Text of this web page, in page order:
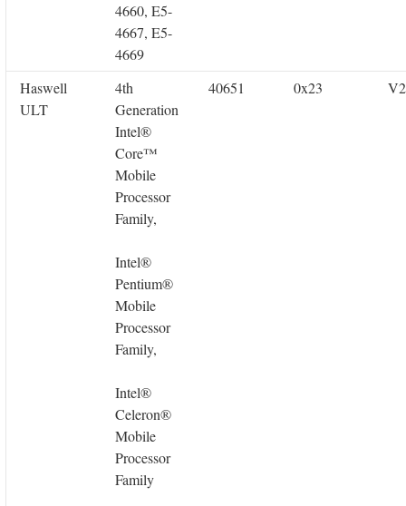
4660, E5-
4667, E5-
4669
Haswell
ULT
4th
Generation
Intel®
Core™
Mobile
Processor
Family,
Intel®
Pentium®
Mobile
Processor
Family,
Intel®
Celeron®
Mobile
Processor
Family
40651 0x23